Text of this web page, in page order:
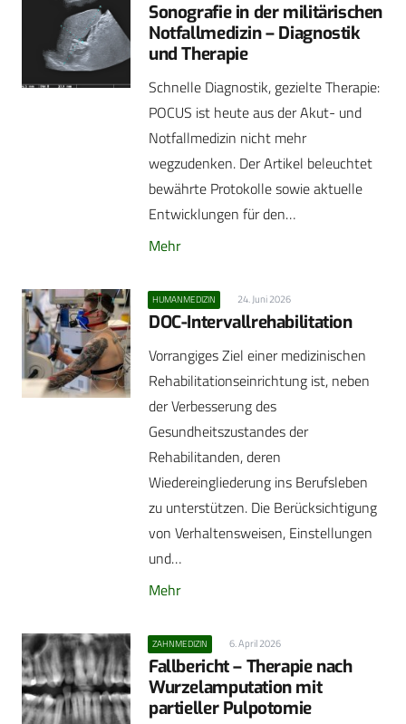
Sonografie in der militärischen
Notfallmedizin – Diagnostik
und Therapie
Schnelle Diagnostik, gezielte Therapie:
POCUS ist heute aus der Akut- und
Notfallmedizin nicht mehr
wegzudenken. Der Artikel beleuchtet
bewährte Protokolle sowie aktuelle
Entwicklungen für den…
Mehr
HUMANMEDIZIN 24. Juni 2026
DOC-Intervallrehabilitation
Vorrangiges Ziel einer medizinischen
Rehabilitationseinrichtung ist, neben
der Verbesserung des
Gesundheitszustandes der
Rehabilitanden, deren
Wiedereingliederung ins Berufsleben
zu unterstützen. Die Berücksichtigung
von Verhaltensweisen, Einstellungen
und…
Mehr
ZAHNMEDIZIN 6. April 2026
Fallbericht – Therapie nach
Wurzelamputation mit
partieller Pulpotomie